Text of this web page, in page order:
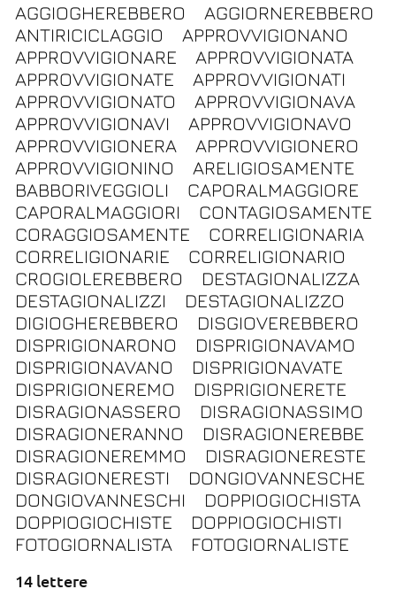
AGGIOGHEREBBERO
AGGIORNEREBBERO
ANTIRICICLAGGIO
APPROVVIGIONANO
APPROVVIGIONARE
APPROVVIGIONATA
APPROVVIGIONATE
APPROVVIGIONATI
APPROVVIGIONATO
APPROVVIGIONAVA
APPROVVIGIONAVI
APPROVVIGIONAVO
APPROVVIGIONERA
APPROVVIGIONERO
APPROVVIGIONINO
ARELIGIOSAMENTE
BABBORIVEGGIOLI
CAPORALMAGGIORE
CAPORALMAGGIORI
CONTAGIOSAMENTE
CORAGGIOSAMENTE
CORRELIGIONARIA
CORRELIGIONARIE
CORRELIGIONARIO
CROGIOLEREBBERO
DESTAGIONALIZZA
DESTAGIONALIZZI
DESTAGIONALIZZO
DIGIOGHEREBBERO
DISGIOVEREBBERO
DISPRIGIONARONO
DISPRIGIONAVAMO
DISPRIGIONAVANO
DISPRIGIONAVATE
DISPRIGIONEREMO
DISPRIGIONERETE
DISRAGIONASSERO
DISRAGIONASSIMO
DISRAGIONERANNO
DISRAGIONEREBBE
DISRAGIONEREMMO
DISRAGIONERESTE
DISRAGIONERESTI
DONGIOVANNESCHE
DONGIOVANNESCHI
DOPPIOGIOCHISTA
DOPPIOGIOCHISTE
DOPPIOGIOCHISTI
FOTOGIORNALISTA
FOTOGIORNALISTE
14 lettere